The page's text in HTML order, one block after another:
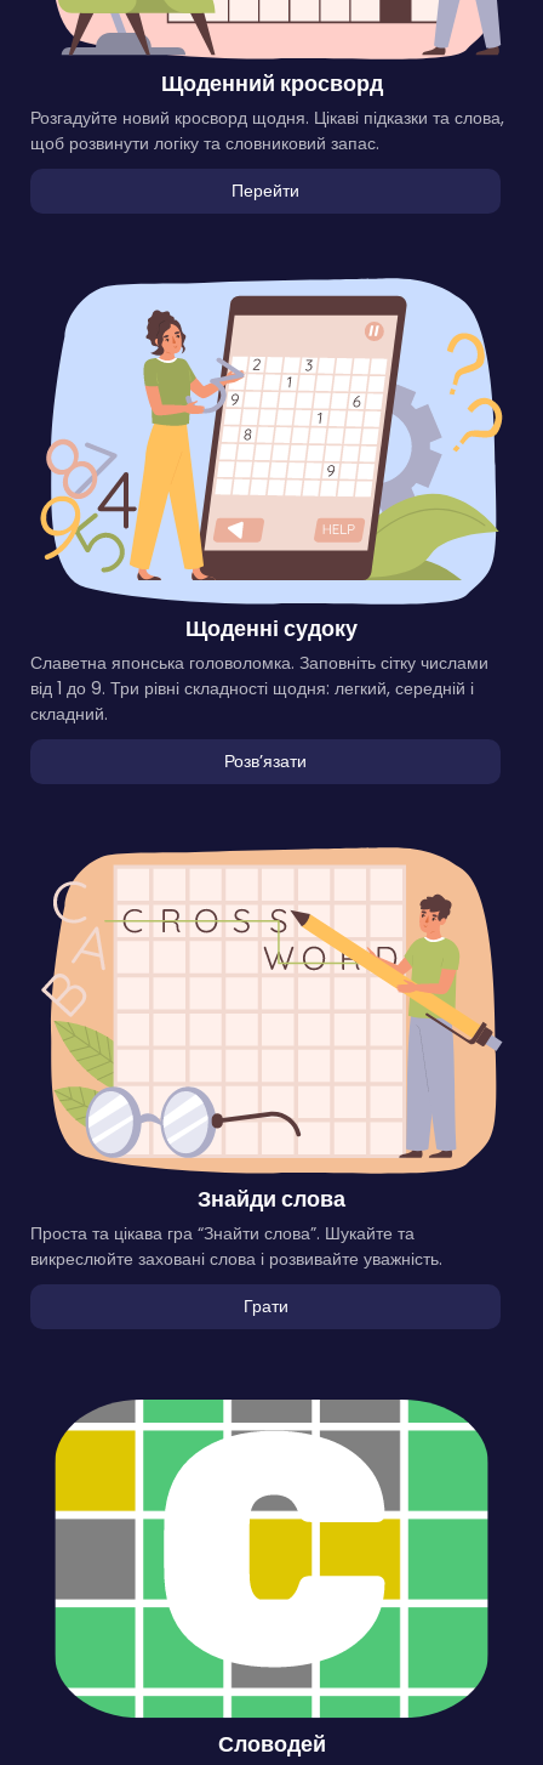
Щоденний кросворд
Розгадуйте новий кросворд щодня. Цікаві підказки та слова,
щоб розвинути логіку та словниковий запас.
Перейти
Щоденні судоку
Славетна японська головоломка. Заповніть сітку числами
від 1 до 9. Три рівні складності щодня: легкий, середній і
складний.
Розвʼязати
Знайди слова
Проста та цікава гра “Знайти слова”. Шукайте та
викреслюйте заховані слова і розвивайте уважність.
Грати
Словодей